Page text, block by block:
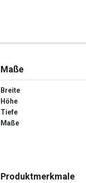
Maße
Breite
Höhe
Tiefe
Maße
Produktmerkmale